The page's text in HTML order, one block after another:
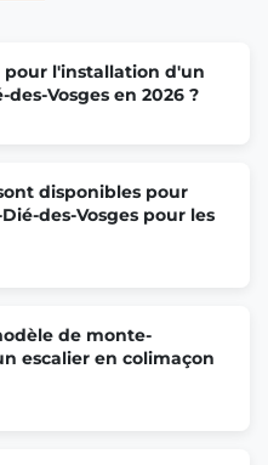
l'installation d'un
Vosges en 2026 ?
disponibles pour
des-Vosges pour les
de monte-
escalier en colimaçon